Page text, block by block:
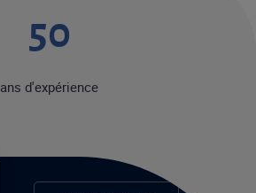
50
ans d'expérience